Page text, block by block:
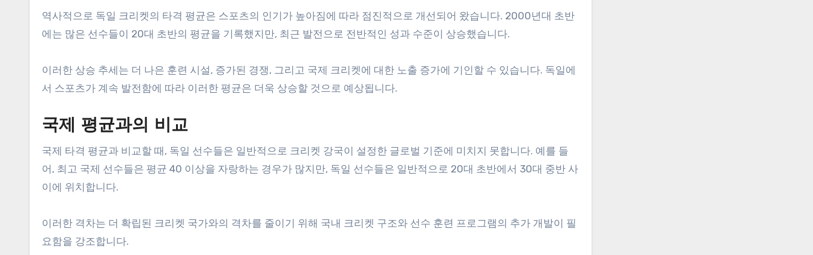
역사적으로 독일 크리켓의 타격 평균은 스포츠의 인기가 높아짐에 따라 점진적으로 개선되어 왔습니다. 2000년대 초반
에는 많은 선수들이 20대 초반의 평균을 기록했지만, 최근 발전으로 전반적인 성과 수준이 상승했습니다.
이러한 상승 추세는 더 나은 훈련 시설, 증가된 경쟁, 그리고 국제 크리켓에 대한 노출 증가에 기인할 수 있습니다. 독일에
서 스포츠가 계속 발전함에 따라 이러한 평균은 더욱 상승할 것으로 예상됩니다.
국제 평균과의 비교
국제 타격 평균과 비교할 때, 독일 선수들은 일반적으로 크리켓 강국이 설정한 글로벌 기준에 미치지 못합니다. 예를 들
어, 최고 국제 선수들은 평균 40 이상을 자랑하는 경우가 많지만, 독일 선수들은 일반적으로 20대 초반에서 30대 중반 사
이에 위치합니다.
이러한 격차는 더 확립된 크리켓 국가와의 격차를 줄이기 위해 국내 크리켓 구조와 선수 훈련 프로그램의 추가 개발이 필
요함을 강조합니다.